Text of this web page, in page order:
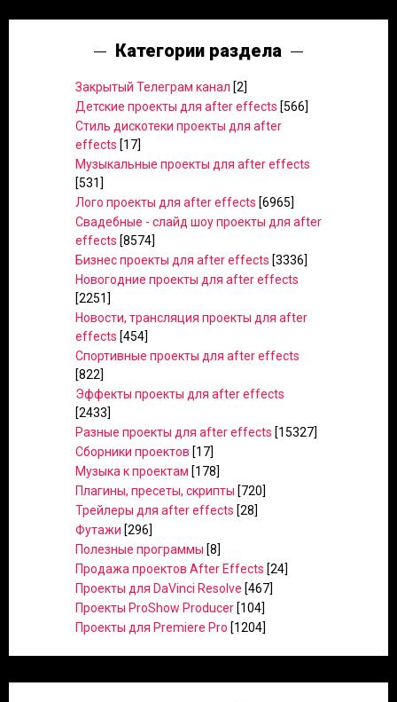
Категории раздела
Закрытый Телеграм канал [2]
Детские проекты для after effects [566]
Стиль дискотеки проекты для after
effects [17]
Музыкальные проекты для after effects
[531]
Лого проекты для after effects [6965]
Свадебные - слайд шоу проекты для after
effects [8574]
Бизнес проекты для after effects [3336]
Новогодние проекты для after effects
[2251]
Новости, трансляция проекты для after
effects [454]
Спортивные проекты для after effects
[822]
Эффекты проекты для after effects
[2433]
Разные проекты для after effects [15327]
Сборники проектов [17]
Музыка к проектам [178]
Плагины, пресеты, скрипты [720]
Трейлеры для after effects [28]
Футажи [296]
Полезные программы [8]
Продажа проектов After Effects [24]
Проекты для DaVinci Resolve [467]
Проекты ProShow Producer [104]
Проекты для Premiere Pro [1204]